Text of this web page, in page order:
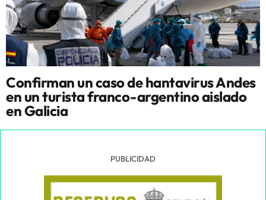
Confirman un caso de hantavirus Andes
en un turista franco-argentino aislado
en Galicia
PUBLICIDAD